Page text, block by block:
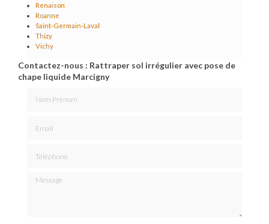
Renaison
Roanne
Saint-Germain-Laval
Thizy
Vichy
Contactez-nous : Rattraper sol irrégulier avec pose de
chape liquide Marcigny
Message